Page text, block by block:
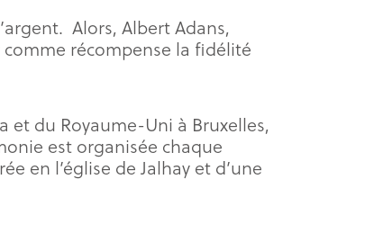
Alors, Albert Adans,
récompense la fidélité
et du Royaume-Uni à Bruxelles,
est organisée chaque
en l’église de Jalhay et d’une